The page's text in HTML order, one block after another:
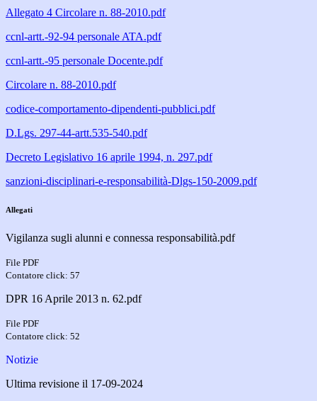
Allegato 4 Circolare n. 88-2010.pdf
ccnl-artt.-92-94 personale ATA.pdf
ccnl-artt.-95 personale Docente.pdf
Circolare n. 88-2010.pdf
codice-comportamento-dipendenti-pubblici.pdf
D.Lgs. 297-44-artt.535-540.pdf
Decreto Legislativo 16 aprile 1994, n. 297.pdf
sanzioni-disciplinari-e-responsabilità-Dlgs-150-2009.pdf
Allegati
Vigilanza sugli alunni e connessa responsabilità.pdf
File PDF
Contatore click: 57
DPR 16 Aprile 2013 n. 62.pdf
File PDF
Contatore click: 52
Notizie
Ultima revisione il 17-09-2024